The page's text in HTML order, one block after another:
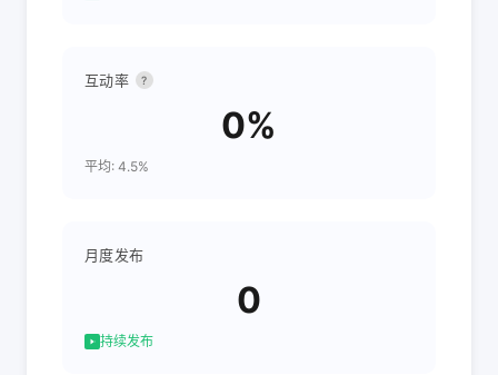
互动率 ?
0%
平均: 4.5%
月度发布
0
持续发布